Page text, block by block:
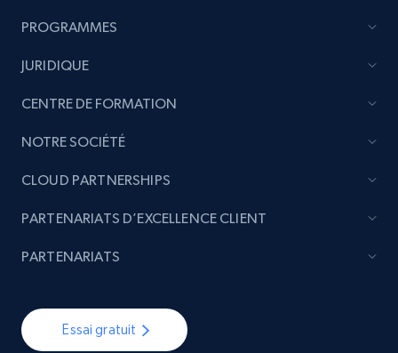
PROGRAMMES
JURIDIQUE
CENTRE DE FORMATION
NOTRE SOCIÉTÉ
Essai gratuit
CLOUD PARTNERSHIPS
PARTENARIATS D’EXCELLENCE CLIENT
PARTENARIATS